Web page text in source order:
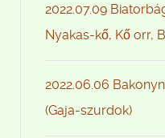
2022.07.09
Nyakas-kő, Kő orr,
2022.06.06
(Gaja-szurdok)